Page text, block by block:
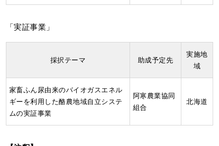
「実証事業」
採択テーマ 助成予定先
実施地
域
家畜ふん尿由来のバイオガスエネル
ギーを利用した酪農地域自立システ
ムの実証事業
阿寒農業協同
組合
北海道